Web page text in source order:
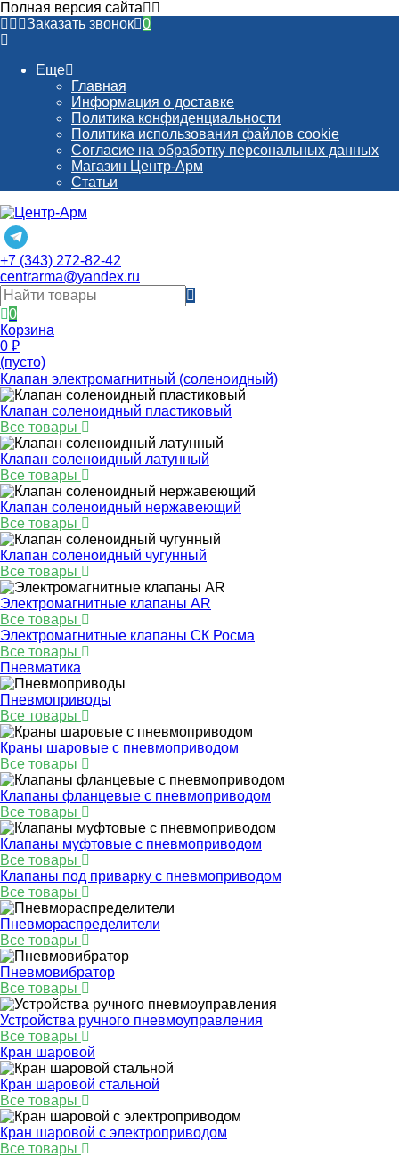
Полная версия сайта
Заказать звонок 0
Еще
Главная
Информация о доставке
Политика конфиденциальности
Политика использования файлов cookie
Согласие на обработку персональных данных
Магазин Центр-Арм
Статьи
+7 (343) 272-82-42
centrarma@yandex.ru
0
Корзина
0 ₽
(пусто)
Клапан электромагнитный (соленоидный)
Клапан соленоидный пластиковый
Все товары
Клапан соленоидный латунный
Все товары
Клапан соленоидный нержавеющий
Все товары
Клапан соленоидный чугунный
Все товары
Электромагнитные клапаны AR
Все товары
Электромагнитные клапаны СК Росма
Все товары
Пневматика
Пневмоприводы
Все товары
Краны шаровые с пневмоприводом
Все товары
Клапаны фланцевые с пневмоприводом
Все товары
Клапаны муфтовые с пневмоприводом
Все товары
Клапаны под приварку с пневмоприводом
Все товары
Пневмораспределители
Все товары
Пневмовибратор
Все товары
Устройства ручного пневмоуправления
Все товары
Кран шаровой
Кран шаровой стальной
Все товары
Кран шаровой с электроприводом
Все товары